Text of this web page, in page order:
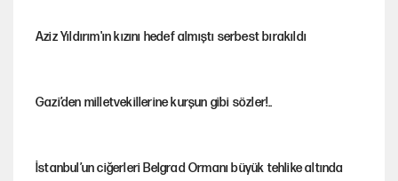
Aziz Yıldırım'ın kızını hedef almıştı serbest bırakıldı
Gazi’den milletvekillerine kurşun gibi sözler!..
İstanbul’un ciğerleri Belgrad Ormanı büyük tehlike altında